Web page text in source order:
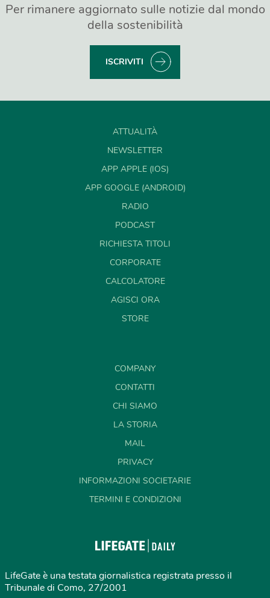
Per rimanere aggiornato sulle notizie dal mondo
della sostenibilità
ISCRIVITI
ATTUALITÀ
NEWSLETTER
APP APPLE (IOS)
APP GOOGLE (ANDROID)
RADIO
PODCAST
RICHIESTA TITOLI
CORPORATE
CALCOLATORE
AGISCI ORA
STORE
COMPANY
CONTATTI
CHI SIAMO
LA STORIA
MAIL
PRIVACY
INFORMAZIONI SOCIETARIE
TERMINI E CONDIZIONI
LifeGate è una testata giornalistica registrata presso il
Tribunale di Como, 27/2001